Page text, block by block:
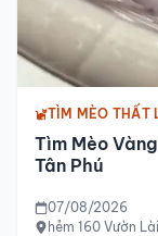
TÌM MÈO THẤT
Tìm Mèo
Tân Phú
07/08/2026
hẻm 160 Vườn